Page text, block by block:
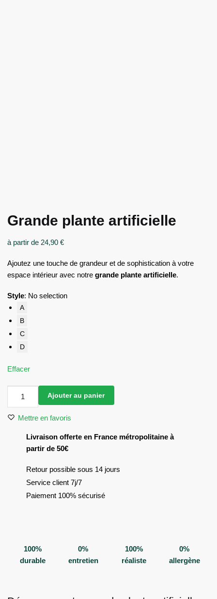
Grande plante artificielle
à partir de 24,90 €
Ajoutez une touche de grandeur et de sophistication à votre
espace intérieur avec notre grande plante artificielle.
Style: No selection
A
B
C
D
Effacer
Grande
artificielle
Ajouter au panier
Mettre en favoris
Livraison offerte en France métropolitaine à
partir de 50€
Retour possible sous 14 jours
Service client 7j/7
Paiement 100% sécurisé
100%
durable
0%
entretien
100%
réaliste
0%
allergène